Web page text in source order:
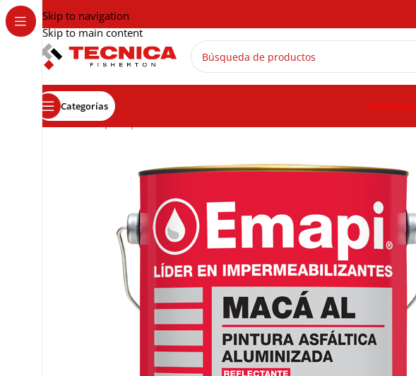
Skip to navigation
Skip to main content
Categorías Inicio
Inicio Emapi